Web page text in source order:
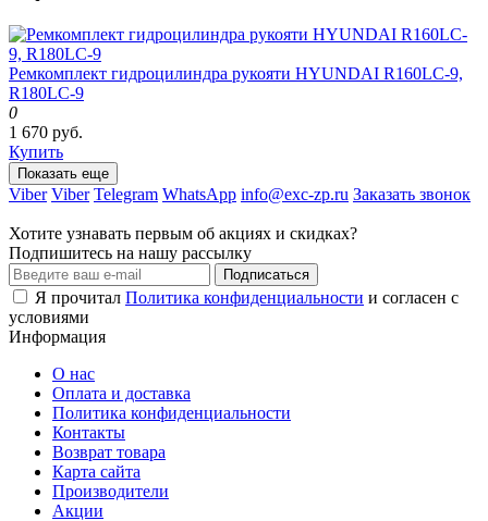
Ремкомплект гидроцилиндра рукояти HYUNDAI R160LC-9,
R180LC-9
0
1 670 руб.
Купить
Показать еще
Viber Viber Telegram WhatsApp info@exc-zp.ru Заказать звонок
Хотите узнавать первым об акциях и скидках?
Подпишитесь на нашу рассылку
Подписаться
Я прочитал Политика конфиденциальности и согласен с
условиями
Информация
О нас
Оплата и доставка
Политика конфиденциальности
Контакты
Возврат товара
Карта сайта
Производители
Акции